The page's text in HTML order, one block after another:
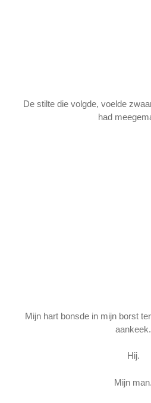
De stilte die volgde, voelde
had
Mijn hart bonsde in mijn borst
aankeek.
Hij.
Mijn man.